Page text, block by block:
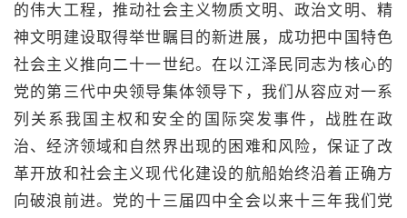
的伟大工程，推动社会主义物质文明、政治文明、精
神文明建设取得举世瞩目的新进展，成功把中国特色
社会主义推向二十一世纪。在以江泽民同志为核心的
党的第三代中央领导集体领导下，我们从容应对一系
列关系我国主权和安全的国际突发事件，战胜在政
治、经济领域和自然界出现的困难和风险，保证了改
革开放和社会主义现代化建设的航船始终沿着正确方
向破浪前进。党的十三届四中全会以来十三年我们党